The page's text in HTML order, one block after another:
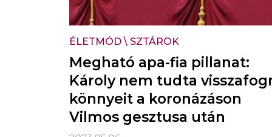
ÉLETMÓD\ SZTÁROK
Megható apa-fia pillanat:
Károly nem tudta
könnyeit a koronázáson
Vilmos gesztusa után